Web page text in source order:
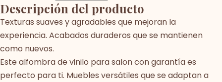
Descripción del producto
Texturas suaves y agradables que mejoran la
experiencia. Acabados duraderos que se mantienen
como nuevos.
Este alfombra de vinilo para salon con garantía es
perfecto para ti. Muebles versátiles que se adaptan a